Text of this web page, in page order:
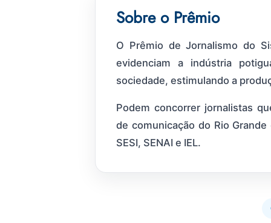
Sobre o Prêmio
O Prêmio de Jornalismo do
evidenciam a indústria
sociedade, estimulando a
Podem concorrer jornalistas
de comunicação do Rio
SESI, SENAI e IEL.